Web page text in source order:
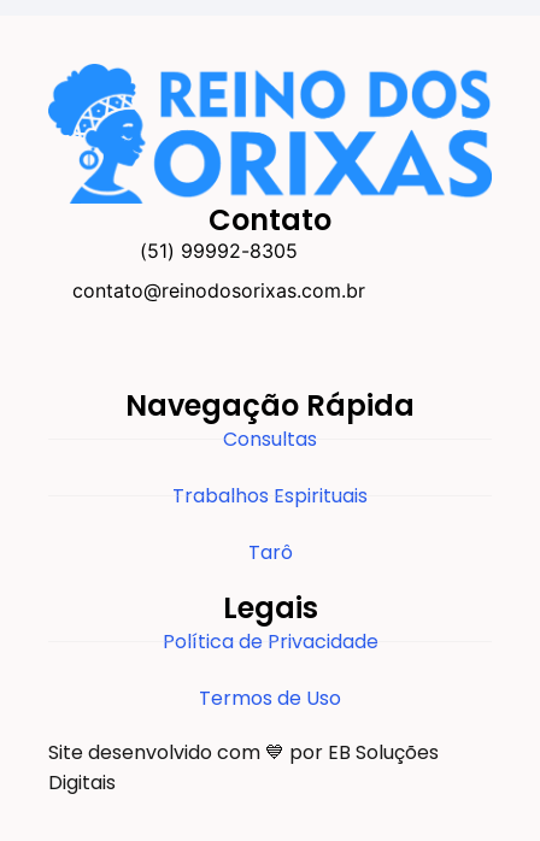
Contato
(51) 99992-8305
contato@reinodosorixas.com.br
Navegação Rápida
Consultas
Trabalhos Espirituais
Tarô
Legais
Política de Privacidade
Termos de Uso
Site desenvolvido com 💙 por EB Soluções
Digitais